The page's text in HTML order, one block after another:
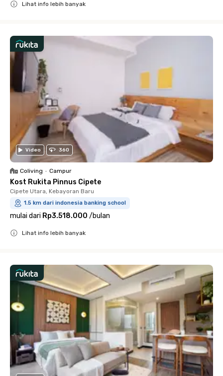
Lihat info lebih banyak
Video 360
Coliving • Campur
Kost Rukita Pinnus Cipete
Cipete Utara, Kebayoran Baru
1.5 km dari indonesia banking school
mulai dari Rp3.518.000 /bulan
Lihat info lebih banyak